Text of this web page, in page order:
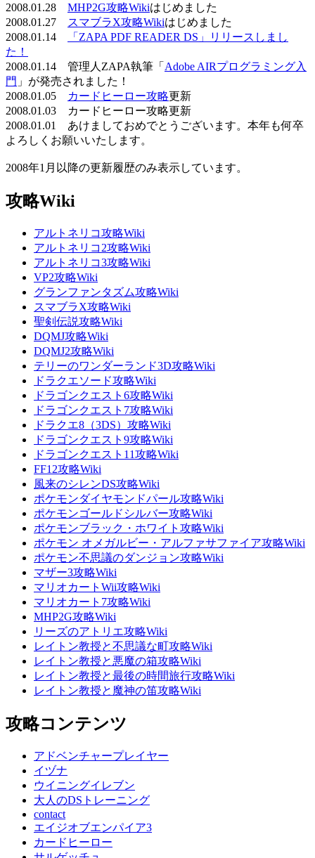
2008.01.28 MHP2G攻略Wikiはじめました
2008.01.27
スマブラX攻略Wikiはじめました
2008.01.14
「ZAPA PDF READER DS」リリースしまし
た！
2008.01.14 管理人ZAPA執筆「 Adobe AIRプログラミング入
門 」が発売されました！
2008.01.05
カードヒーロー攻略更新
2008.01.03 カードヒーロー攻略更新
2008.01.01 あけましておめでとうございます。本年も何卒
よろしくお願いいたします。
2008年1月以降の更新履歴のみ表示しています。
攻略Wiki
アルトネリコ攻略Wiki
アルトネリコ2攻略Wiki
アルトネリコ3攻略Wiki
VP2攻略Wiki
グランファンタズム攻略Wiki
スマブラX攻略Wiki
聖剣伝説攻略Wiki
DQMJ攻略Wiki
DQMJ2攻略Wiki
テリーのワンダーランド3D攻略Wiki
ドラクエソード攻略Wiki
ドラゴンクエスト6攻略Wiki
ドラゴンクエスト7攻略Wiki
ドラクエ8（3DS）攻略Wiki
ドラゴンクエスト9攻略Wiki
ドラゴンクエスト11攻略Wiki
FF12攻略Wiki
風来のシレンDS攻略Wiki
ポケモンダイヤモンドパール攻略Wiki
ポケモンゴールドシルバー攻略Wiki
ポケモンブラック・ホワイト攻略Wiki
ポケモン オメガルビー・アルファサファイア攻略Wiki
ポケモン不思議のダンジョン攻略Wiki
マザー3攻略Wiki
マリオカートWii攻略Wiki
マリオカート7攻略Wiki
MHP2G攻略Wiki
リーズのアトリエ攻略Wiki
レイトン教授と不思議な町攻略Wiki
レイトン教授と悪魔の箱攻略Wiki
レイトン教授と最後の時間旅行攻略Wiki
レイトン教授と魔神の笛攻略Wiki
攻略コンテンツ
アドベンチャープレイヤー
イヅナ
ウイニングイレブン
大人のDSトレーニング
contact
エイジオブエンパイア3
カードヒーロー